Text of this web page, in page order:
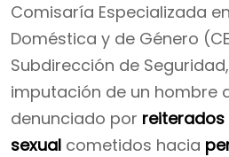
Comisaría Especializada
Doméstica y de Género
Subdirección de
imputación de un hombre
denunciado por
sexual cometidos hacia